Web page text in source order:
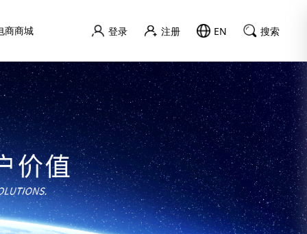
商商城 登录 注册 EN 搜索